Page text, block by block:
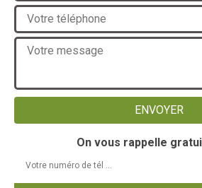
On vous rappelle